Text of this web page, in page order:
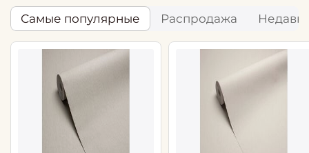
Самые популярные Распродажа